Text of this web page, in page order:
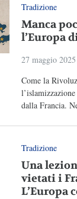
Tradizione
Manca
l’Europa
27 maggio 2025
Come la
dalla Francia.
Tradizione
Una
vietati i
L’Europa